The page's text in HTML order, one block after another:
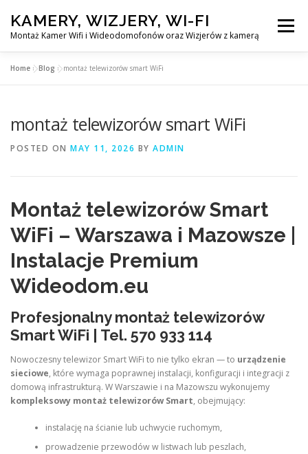
content
KAMERY, WIZJERY, WI-FI
Montaż Kamer Wifi i Wideodomofonów oraz Wizjerów z kamerą
Menu
MONTAŻ WIDEDOMOFONÓW
KONTAKT
EN
Home »Blog »montaż telewizorów smart WiFi
montaż telewizorów smart WiFi
POSTED ON MAY 11, 2026 BY ADMIN
Montaż telewizorów Smart
WiFi – Warszawa i Mazowsze |
Instalacje Premium
Wideodom.eu
Profesjonalny montaż telewizorów
Smart WiFi | Tel. 570 933 114
Nowoczesny telewizor Smart WiFi to nie tylko ekran — to urządzenie
sieciowe, które wymaga poprawnej instalacji, konfiguracji i integracji z
domową infrastrukturą. W Warszawie i na Mazowszu wykonujemy
kompleksowy montaż telewizorów Smart, obejmujący:
instalację na ścianie lub uchwycie ruchomym,
prowadzenie przewodów w listwach lub peszlach,